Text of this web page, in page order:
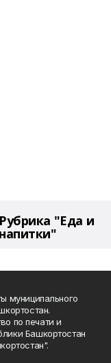
Рубрика "Еда и
напитки"
муниципального
по печати и
Башкортостан